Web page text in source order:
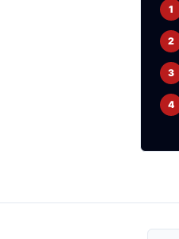
1
2
3
4